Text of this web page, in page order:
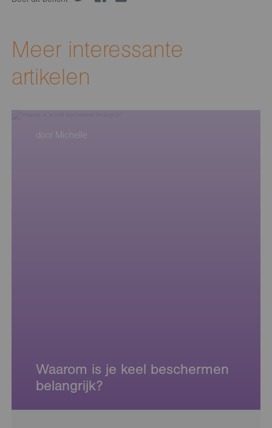
Meer interessante
artikelen
door Michelle
Waarom is je keel beschermen
belangrijk?